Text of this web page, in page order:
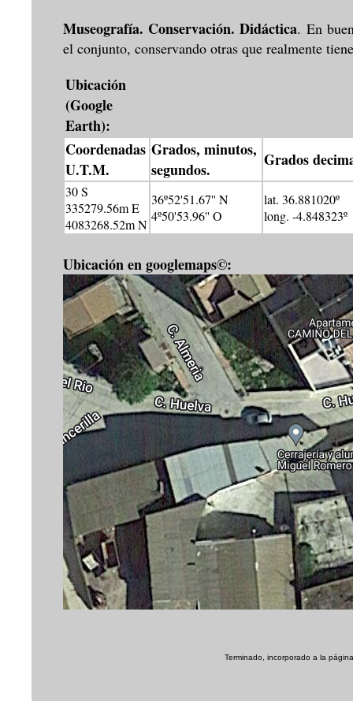
Museografía. Conservación. Didáctica. En
el conjunto, conservando otras que realmente
Ubicación
(Google
Earth):
Coordenadas
U.T.M.
Grados, minutos,
segundos.
Grados
30 S
335279.56m E
4083268.52m N
36º52'51.67'' N
4º50'53.96'' O
lat. 36.881020º
long. -4.848323º
Ubicación en googlemaps©:
Terminado, incorporado a la